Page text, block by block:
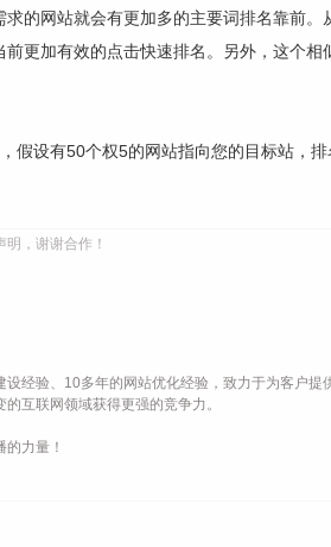
的网站就会有更加多的主要词排名靠前。
更加有效的点击快速排名。另外，这个相
假设有50个权5的网站指向您的目标站，
，谢谢合作！
经验、10多年的网站优化经验，致力于为客户提
互联网领域获得更强的竞争力。
力量！